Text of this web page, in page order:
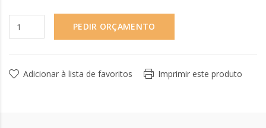
PEDIR ORÇAMENTO
Adicionar à lista de favoritos Imprimir este produto